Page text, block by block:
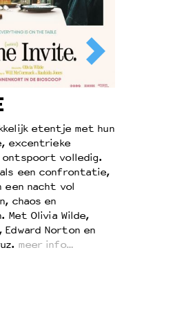
etentje met hun
excentrieke
ontspoort volledig.
een confrontatie,
een nacht vol
chaos en
Met Olivia Wilde,
Edward Norton en
meer info…